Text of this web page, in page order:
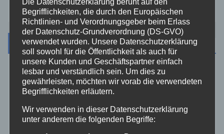
Archiv
August 2026
Begrifflichkeiten, die durch den Europäischen
Richtlinien- und Verordnungsgeber beim Erlass
der Datenschutz-Grundverordnung (DS-GVO)
verwendet wurden. Unsere Datenschutzerklärung
soll sowohl für die Öffentlichkeit als auch für
unsere Kunden und Geschäftspartner einfach
lesbar und verständlich sein. Um dies zu
gewährleisten, möchten wir vorab die verwendeten
Begrifflichkeiten erläutern.
Wir verwenden in dieser Datenschutzerklärung
unter anderem die folgenden Begriffe: